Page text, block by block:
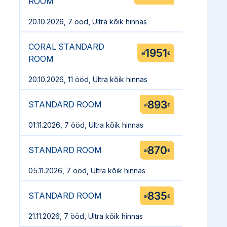
20.10.2026, 7 ööd, Ultra kõik hinnas
CORAL STANDARD
ROOM
al1951€
20.10.2026, 11 ööd, Ultra kõik hinnas
STANDARD ROOM al893€
01.11.2026, 7 ööd, Ultra kõik hinnas
STANDARD ROOM al870€
05.11.2026, 7 ööd, Ultra kõik hinnas
STANDARD ROOM al835€
21.11.2026, 7 ööd, Ultra kõik hinnas